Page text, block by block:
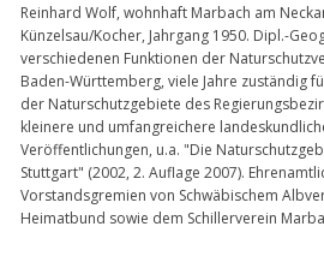
Reinhard Wolf, wohnhaft Marbach am
Künzelsau/Kocher, Jahrgang 1950. Dipl.-
verschiedenen Funktionen der
Baden-Württemberg, viele Jahre zuständig
der Naturschutzgebiete des
kleinere und umfangreichere
Veröffentlichungen, u.a. "Die
Stuttgart" (2002, 2. Auflage 2007).
Vorstandsgremien von Schwäbischem
Heimatbund sowie dem Schillerverein